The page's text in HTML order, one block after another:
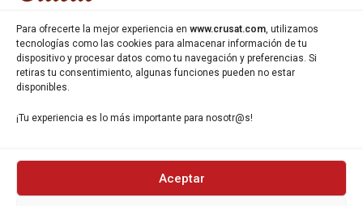
Para ofrecerte la mejor experiencia en www.crusat.com, utilizamos
tecnologías como las cookies para almacenar información de tu
dispositivo y procesar datos como tu navegación y preferencias. Si
retiras tu consentimiento, algunas funciones pueden no estar
disponibles.
¡Tu experiencia es lo más importante para nosotr@s!
Aceptar
Carrer Miquel Servet 10-12,
Gavà, 08850, Barcelona.
INICIO
CERVEZAS